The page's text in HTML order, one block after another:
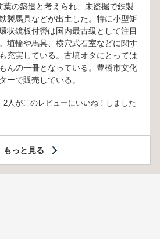
葉の築造と考えられ、未盗掘で鉄製
製馬具などが出土した。特に小型矩
状鏡板付轡は国内最古級として注目
埴輪や馬具、横穴式石室などに関す
充実している。古墳オタにとっては
んの一冊となっている。豊橋市文化
ーで販売している。
2人がこのレビューにいいね！しました
もっと見る